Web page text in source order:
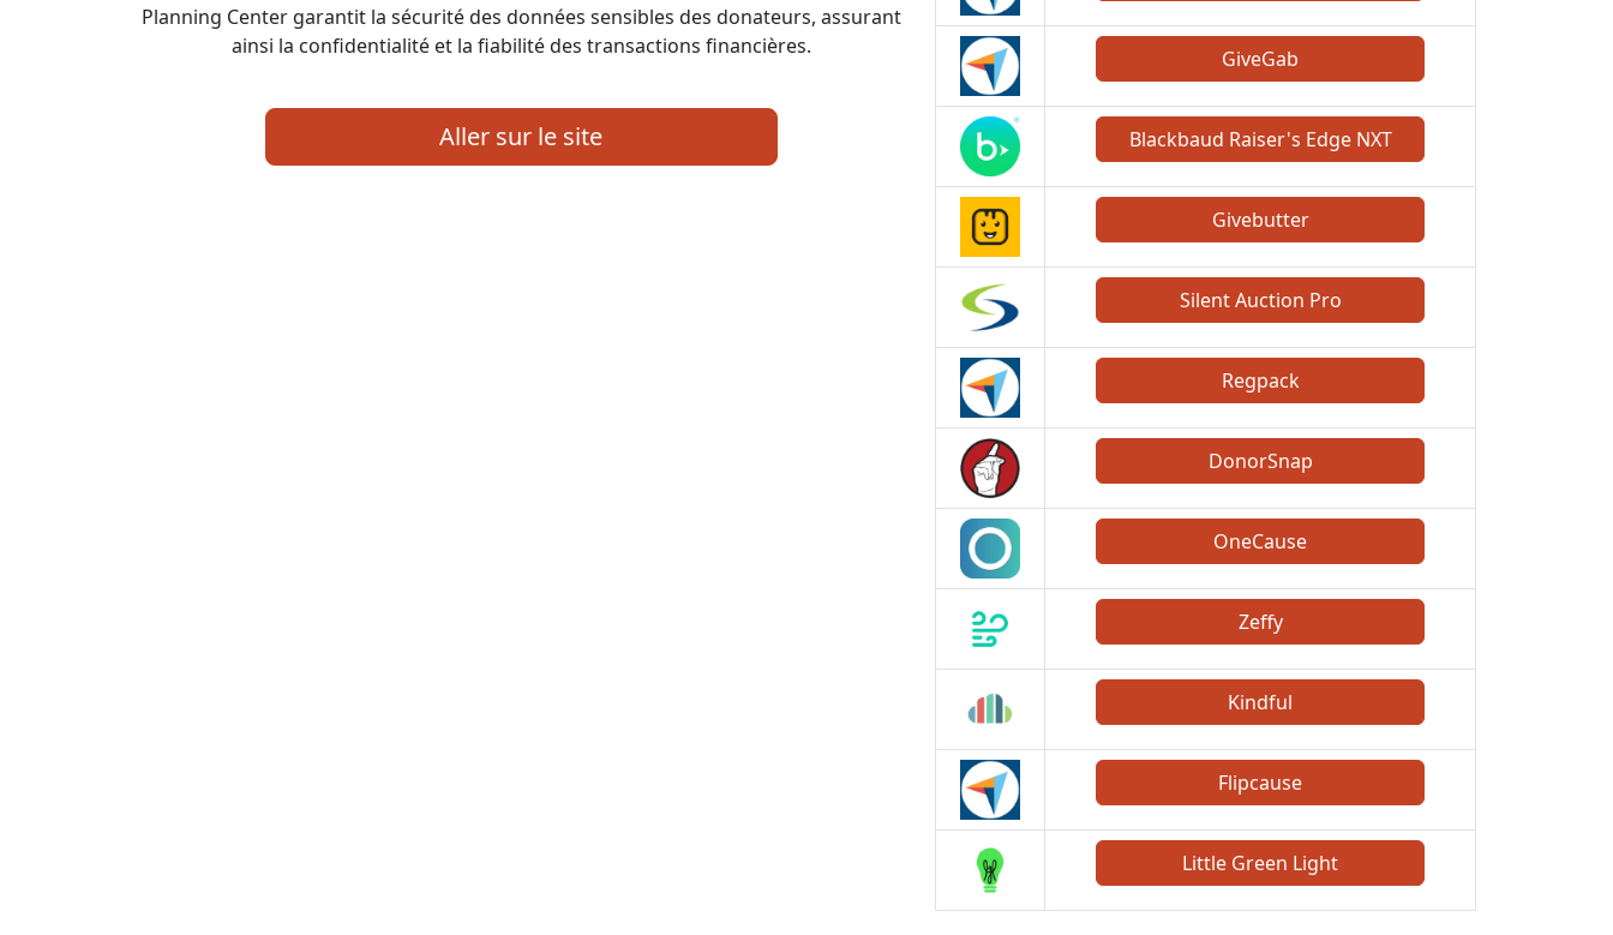
Planning Center garantit la sécurité des données sensibles des donateurs, assurant
ainsi la confidentialité et la fiabilité des transactions financières.
Aller sur le site
GiveGab
Blackbaud Raiser's Edge NXT
Givebutter
Silent Auction Pro
Regpack
DonorSnap
OneCause
Zeffy
Kindful
Flipcause
Little Green Light